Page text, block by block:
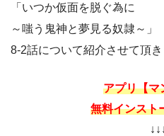
「いつか仮面を脱ぐ為に
～嗤う鬼神と夢見る奴隷～」
8-2話について紹介させて頂き
アプリ【マ
無料インスト